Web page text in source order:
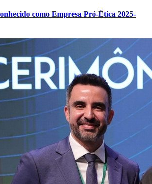
como Empresa Pró-Ética 2025-